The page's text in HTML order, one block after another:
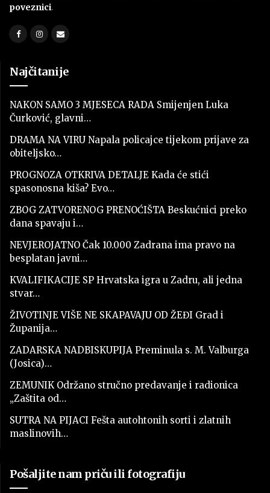
poveznici.
Najčitanije
NAKON SAMO 3 MJESECA RADA Smijenjen Luka
Čurković, glavni…
DRAMA NA VIRU Napala policajce tijekom prijave za
obiteljsko…
PROGNOZA OTKRIVA DETALJE Kada će stići
spasonosna kiša? Evo…
ZBOG ZATVORENOG PRENOĆIŠTA Beskućnici preko
dana spavaju i…
NEVJEROJATNO Čak 10.000 Zadrana ima pravo na
besplatan javni…
KVALIFIKACIJE SP Hrvatska igra u Zadru, ali jedna
stvar…
ŽIVOTINJE VIŠE NE SKAPAVAJU OD ŽEĐI Grad i
Županija…
ZADARSKA NADBISKUPIJA Preminula s. M. Valburga
(Josica)…
ZEMUNIK Održano stručno predavanje i radionica
„Zaštita od…
SUTRA NA PIJACI Fešta autohtonih sorti i zlatnih
maslinovih…
Pošaljite nam priču ili fotografiju